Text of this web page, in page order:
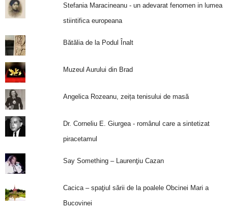
Stefania Maracineanu - un adevarat fenomen in lumea
stiintifica europeana
Bătălia de la Podul Înalt
Muzeul Aurului din Brad
Angelica Rozeanu, zeița tenisului de masă
Dr. Corneliu E. Giurgea - românul care a sintetizat
piracetamul
Say Something – Laurenţiu Cazan
Cacica – spaţiul sării de la poalele Obcinei Mari a
Bucovinei